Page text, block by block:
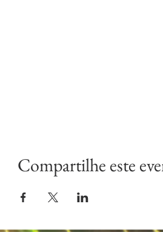
Compartilhe este